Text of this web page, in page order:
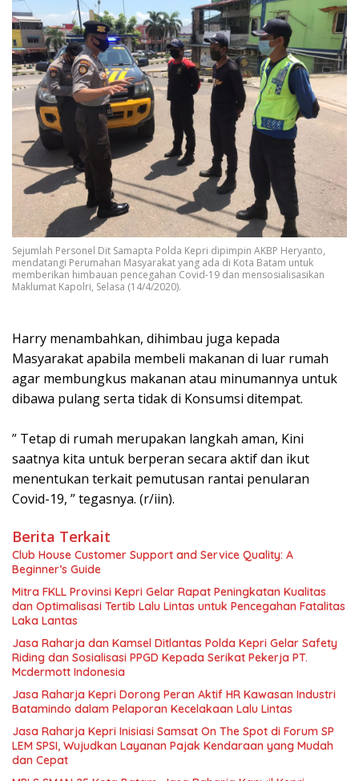
Sejumlah Personel Dit Samapta Polda Kepri dipimpin AKBP Heryanto,
mendatangi Perumahan Masyarakat yang ada di Kota Batam untuk
memberikan himbauan pencegahan Covid-19 dan mensosialisasikan
Maklumat Kapolri, Selasa (14/4/2020).
Harry menambahkan, dihimbau juga kepada
Masyarakat apabila membeli makanan di luar rumah
agar membungkus makanan atau minumannya untuk
dibawa pulang serta tidak di Konsumsi ditempat.
” Tetap di rumah merupakan langkah aman, Kini
saatnya kita untuk berperan secara aktif dan ikut
menentukan terkait pemutusan rantai penularan
Covid-19, ” tegasnya. (r/iin).
Berita Terkait
Club House Customer Support and Service Quality: A
Beginner’s Guide
Mitra FKLL Provinsi Kepri Gelar Rapat Peningkatan Kualitas
dan Optimalisasi Tertib Lalu Lintas untuk Pencegahan Fatalitas
Laka Lantas
Jasa Raharja dan Kamsel Ditlantas Polda Kepri Gelar Safety
Riding dan Sosialisasi PPGD Kepada Serikat Pekerja PT.
Mcdermott Indonesia
Jasa Raharja Kepri Dorong Peran Aktif HR Kawasan Industri
Batamindo dalam Pelaporan Kecelakaan Lalu Lintas
Jasa Raharja Kepri Inisiasi Samsat On The Spot di Forum SP
LEM SPSI, Wujudkan Layanan Pajak Kendaraan yang Mudah
dan Cepat